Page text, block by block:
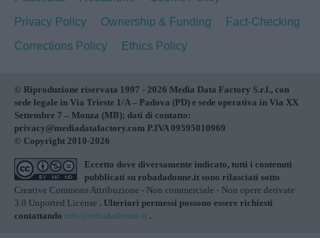
Privacy Policy
Ownership & Funding
Fact-Checking
Corrections Policy
Ethics Policy
© Riproduzione riservata 1997 - 2026 Media Data Factory S.r.l., con
sede legale in Via Trieste 1/A – Padova (PD) e sede operativa in Via XX
Settembre 7 – Monza (MB); dati di contatto:
privacy@mediadatafactory.com P.IVA 09595010969
© Copyright 2010-2026
Eccetto dove diversamente indicato, tutti i contenuti
pubblicati su robadadonne.it sono rilasciati sotto
Creative Commons Attribuzione - Non commerciale - Non opere derivate
3.0 Unported License . Ulteriori permessi possono essere richiesti
contattando info@robadadonne.it .